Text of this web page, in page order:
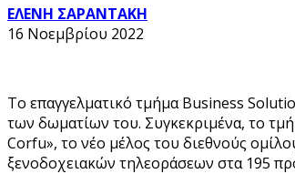
ΕΛΕΝΗ ΣΑΡΑΝΤΑΚΗ
16 Νοεμβρίου 2022
Το επαγγελματικό τμήμα Business
των δωματίων του. Συγκεκριμένα, το
Corfu», το νέο μέλος του διεθνούς
ξενοδοχειακών τηλεοράσεων στα 195